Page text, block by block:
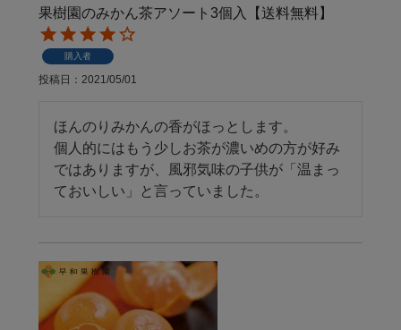
果樹園のみかん茶アソート3個入【送料無料】
購入者
投稿日 2021/05/01
ほんのりみかんの香がほっとします。
個人的にはもう少しお茶が濃いめの方が好み
ではありますが、風邪気味の子供が「温まっ
ておいしい」と言っていました。